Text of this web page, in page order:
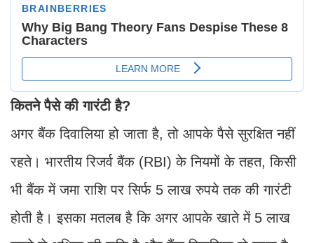
कितने पैसे की गारंटी है?
अगर बैंक दिवालिया हो जाता है, तो आपके पैसे सुरक्षित नहीं
रहते। भारतीय रिजर्व बैंक (RBI) के नियमों के तहत, किसी
भी बैंक में जमा राशि पर सिर्फ 5 लाख रुपये तक की गारंटी
होती है। इसका मतलब है कि अगर आपके खाते में 5 लाख